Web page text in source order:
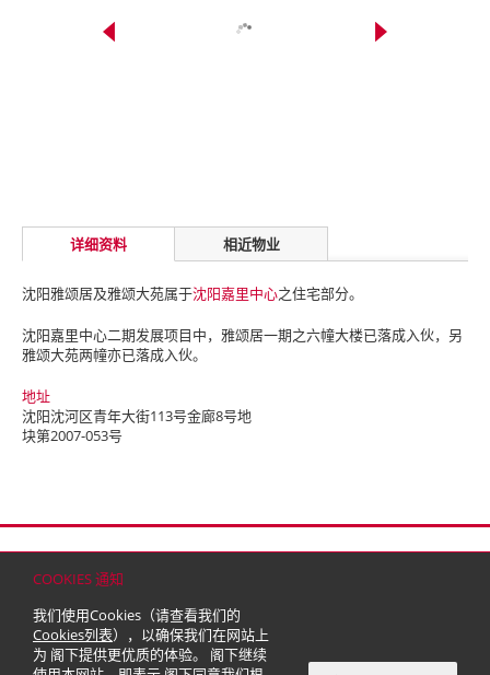
COOKIES 通知
我们使用Cookies（请查看我们的
Cookies列表），以确保我们在网站上
为 阁下提供更优质的体验。 阁下继续
详细资料 相近物业
沈阳雅颂居及雅颂大苑属于沈阳嘉里中心之住宅部分。
沈阳嘉里中心二期发展项目中，雅颂居一期之六幢大楼已落成入伙，另
雅颂大苑两幢亦已落成入伙。
地址
沈阳沈河区青年大街113号金廊8号地
块第2007-053号
© 2026 嘉里建设有限公司 (于百慕达注册成立之有限公司)